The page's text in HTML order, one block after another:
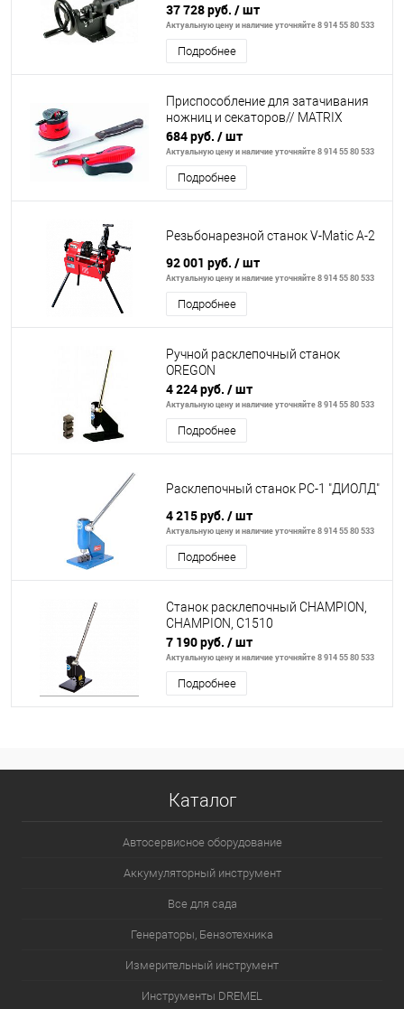
37 728 руб. / шт
Актуальную цену и наличие уточняйте 8 914 55 80 533
Подробнее
Приспособление для затачивания
ножниц и секаторов// MATRIX
684 руб. / шт
Актуальную цену и наличие уточняйте 8 914 55 80 533
Подробнее
Резьбонарезной станок V-Matic A-2
92 001 руб. / шт
Актуальную цену и наличие уточняйте 8 914 55 80 533
Подробнее
Ручной расклепочный станок
OREGON
4 224 руб. / шт
Актуальную цену и наличие уточняйте 8 914 55 80 533
Подробнее
Расклепочный станок РС-1 "ДИОЛД"
4 215 руб. / шт
Актуальную цену и наличие уточняйте 8 914 55 80 533
Подробнее
Станок расклепочный CHAMPION,
CHAMPION, C1510
7 190 руб. / шт
Актуальную цену и наличие уточняйте 8 914 55 80 533
Подробнее
Каталог
Автосервисное оборудование
Аккумуляторный инструмент
Все для сада
Генераторы, Бензотехника
Измерительный инструмент
Инструменты DREMEL